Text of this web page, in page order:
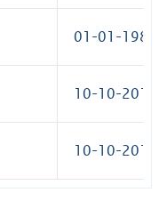
01-01-1986
10-10-2010
10-10-2010